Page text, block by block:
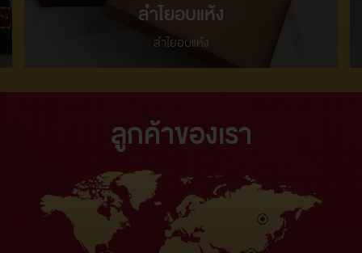
ลำไยอบแห้ง
ลำไยอบแห้ง
ลูกค้าของเรา